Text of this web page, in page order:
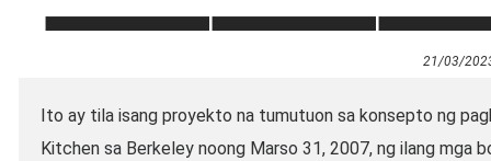
21/03/
Ito ay tila isang proyekto na tumutuon sa konsepto ng
Kitchen sa Berkeley noong Marso 31, 2007, ng ilang mga